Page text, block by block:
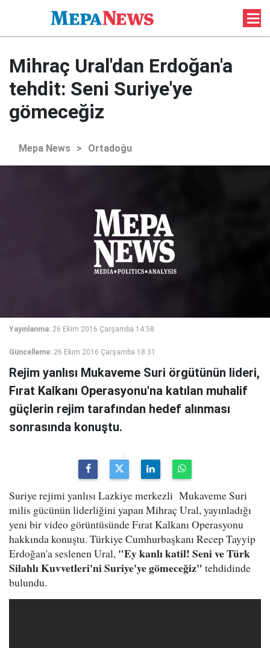
Mihraç Ural'dan Erdoğan'a
tehdit: Seni Suriye'ye
gömeceğiz
Mepa News > Ortadoğu
Yayınlanma: 26 Ekim 2016 Çarşamba 14:58
Güncelleme: 26 Ekim 2016 Çarşamba 18:31
Rejim yanlısı Mukaveme Suri örgütünün lideri,
Fırat Kalkanı Operasyonu'na katılan muhalif
güçlerin rejim tarafından hedef alınması
sonrasında konuştu.
Suriye rejimi yanlısı Lazkiye merkezli Mukaveme Suri
milis gücünün liderliğini yapan Mihraç Ural, yayınladığı
yeni bir video görüntüsünde Fırat Kalkanı Operasyonu
hakkında konuştu. Türkiye Cumhurbaşkanı Recep Tayyip
Erdoğan'a seslenen Ural, "Ey kanlı katil! Seni ve Türk
Silahlı Kuvvetleri'ni Suriye'ye gömeceğiz" tehdidinde
bulundu.